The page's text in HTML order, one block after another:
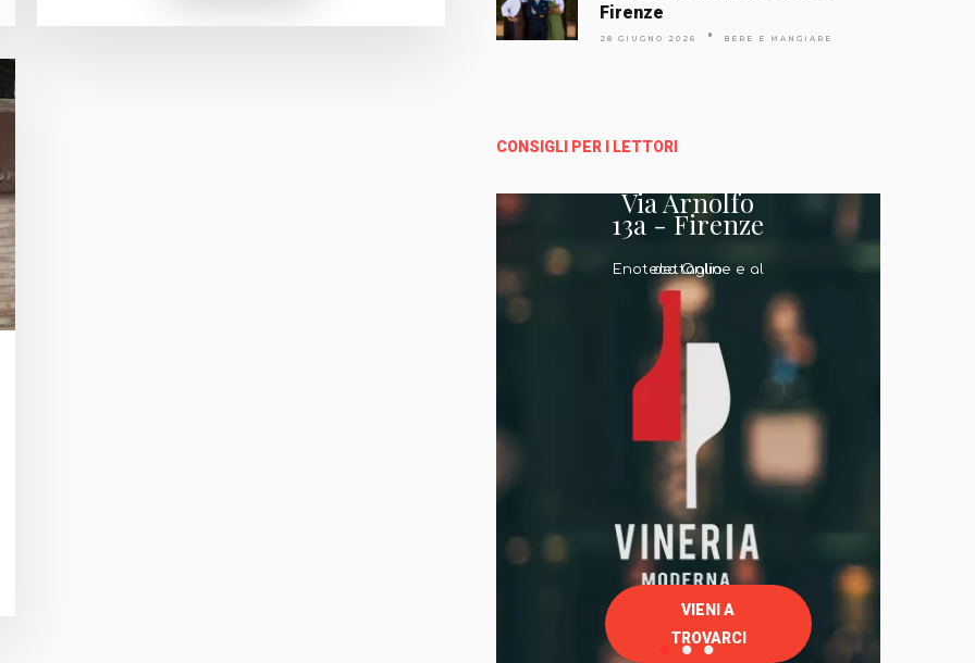
Firenze
28 GIUGNO 2026 BERE E MANGIARE
CONSIGLI PER I LETTORI
Via Arnolfo
13a - Firenze
Enoteca Online e al dettaglio
VIENI A
TROVARCI